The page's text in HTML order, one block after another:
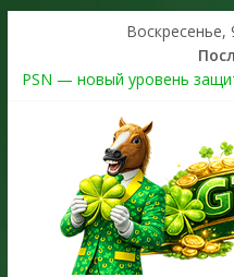
Воскресенье,
PSN — новый уровень
The Kortz Center Heist
Регистрация в Rockstar
как зарегистрировать
Получайте особые
Fine Art Collector
GTA 6 официальная